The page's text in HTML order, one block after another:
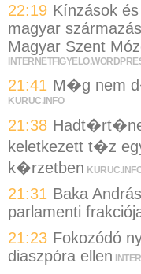
22:19 Kínzások
magyar
Magyar Szent
21:41 M�g nem
KURUC.INFO
21:38
keletkezett t�z
k�rzetben
21:31 Baka
parlamenti
21:23 Fokozódó
diaszpóra ellen